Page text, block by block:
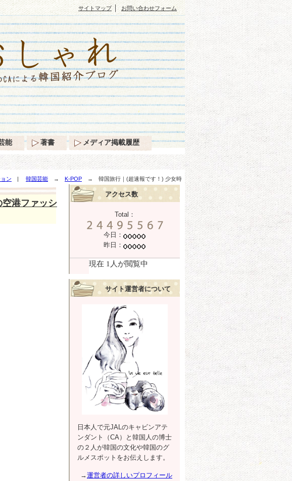
ン | 韓国芸能 → K-POP → 韓国旅行｜(超速報です！) 少女時
港ファッシ
アクセス数
Total：
今日：
昨日：
サイト運営者について
日本人で元JALのキャビンアテ
ンダント（CA）と韓国人の博士
の２人が韓国の文化や韓国のグ
ルメスポットをお伝えします。
→運営者の詳しいプロフィール
サイトマップ｜ お問い合わせフォーム
能 著書 メディア掲載履歴